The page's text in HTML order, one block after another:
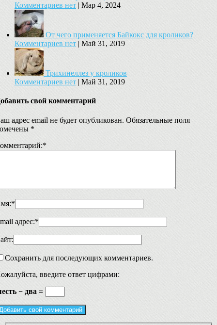
Комментариев нет | Мар 4, 2024
От чего применяется Байкокс для кроликов?
Комментариев нет | Май 31, 2019
Трихинеллез у кроликов
Комментариев нет | Май 31, 2019
свой комментарий
адрес email не будет опубликован. Обязательные поля
*
*
*
адрес:*
Сохранить для последующих комментариев.
введите ответ цифрами:
− два =